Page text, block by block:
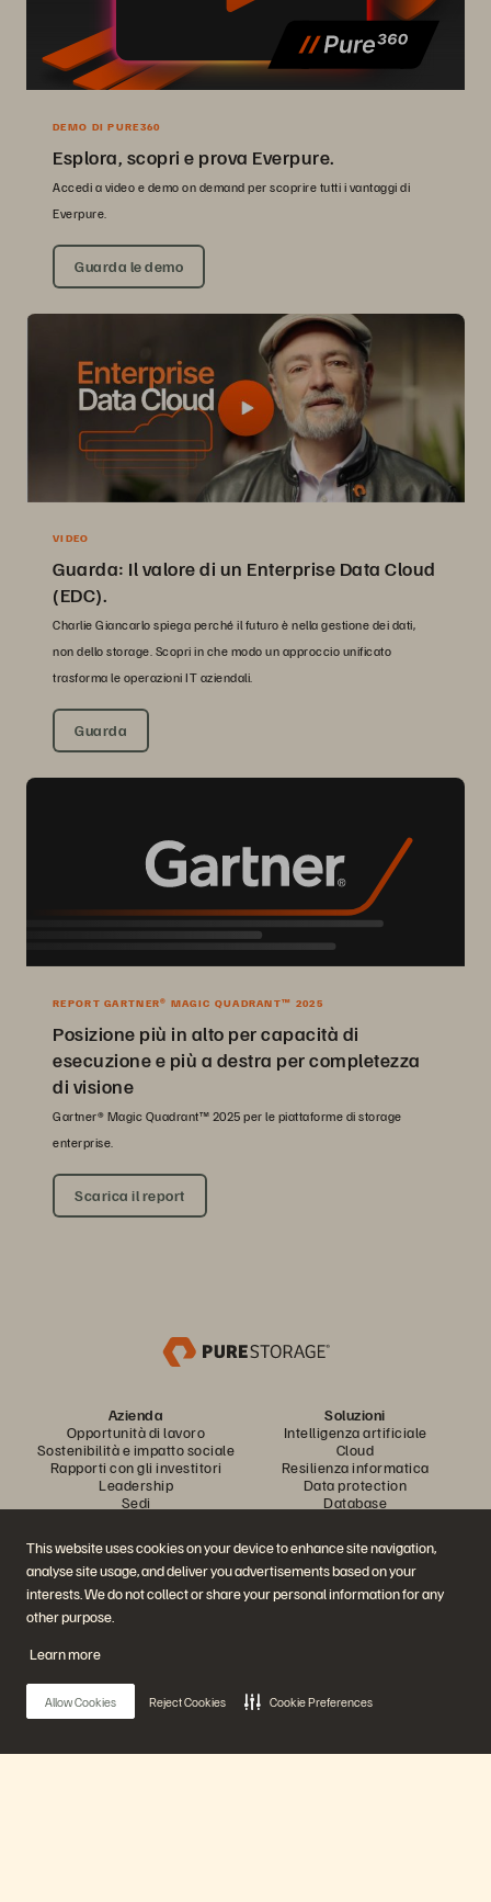
This website uses cookies on your device to enhance site navigation,
analyse site usage, and deliver you advertisements based on your
interests. We do not collect or share your personal information for any
other purpose.
Learn more
Allow Cookies Reject Cookies Cookie Preferences
DEMO DI PURE360
Esplora, scopri e prova Everpure.
Accedi a video e demo on demand per scoprire tutti i vantaggi di
Everpure.
Guarda le demo
VIDEO
Guarda: Il valore di un Enterprise Data Cloud
(EDC).
Charlie Giancarlo spiega perché il futuro è nella gestione dei dati,
non dello storage. Scopri in che modo un approccio unificato
trasforma le operazioni IT aziendali.
Guarda
REPORT GARTNER® MAGIC QUADRANT™ 2025
Posizione più in alto per capacità di
esecuzione e più a destra per completezza
di visione
Gartner® Magic Quadrant™ 2025 per le piattaforme di storage
enterprise.
Scarica il report
Azienda
Opportunità di lavoro
Sostenibilità e impatto sociale
Rapporti con gli investitori
Leadership
Sedi
Soluzioni
Intelligenza artificiale
Cloud
Resilienza informatica
Data protection
Database
Virtualizzazione
Settori
Piattaforma e prodotti
La piattaforma Everpure
FlashArray
FlashBlade//EXA
Real-time Enterprise File
Partner